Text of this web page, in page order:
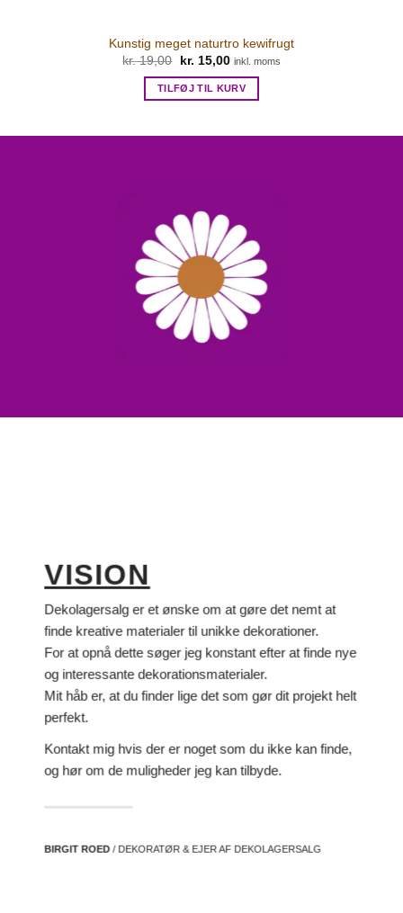
Kunstig meget naturtro kewifrugt
kr.19,00
Den
pris
var:
kr. 15,00Den
pris
er:
inkl. moms
TILFØJ TIL KURV
VISION
Dekolagersalg er et ønske om at gøre det nemt at
finde kreative materialer til unikke dekorationer.
For at opnå dette søger jeg konstant efter at finde nye
og interessante dekorationsmaterialer.
Mit håb er, at du finder lige det som gør dit projekt helt
perfekt.
Kontakt mig hvis der er noget som du ikke kan finde,
og hør om de muligheder jeg kan tilbyde.
BIRGIT ROED/ DEKORATØR & EJER AF DEKOLAGERSALG